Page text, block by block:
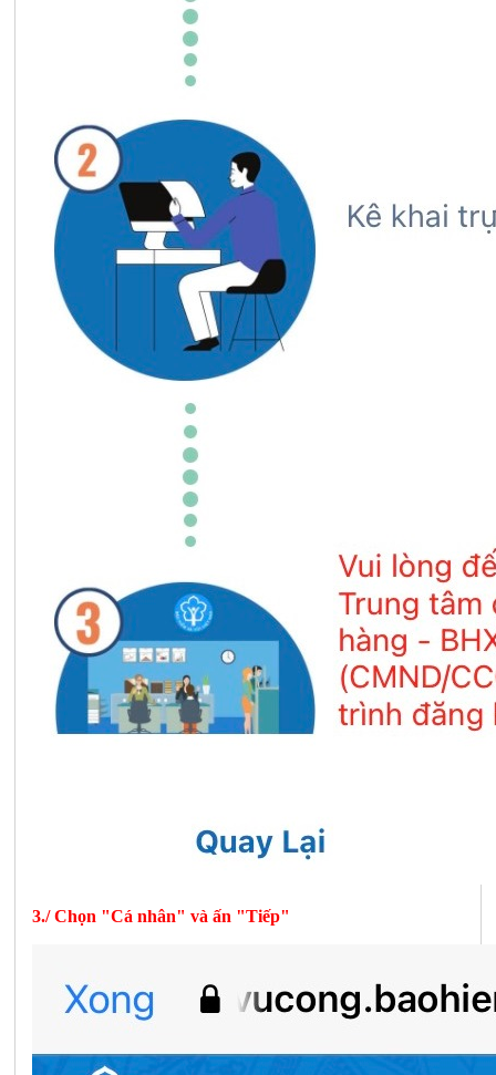
3./ Chọn "Cá nhân" và ấn "Tiếp"